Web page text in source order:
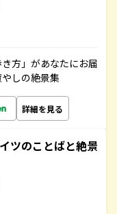
方」があなたにお届
しの絶景集
詳細を見る
ツのことばと絶景